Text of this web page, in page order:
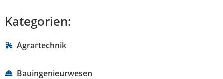
Kategorien:
Agrartechnik
Bauingenieurwesen